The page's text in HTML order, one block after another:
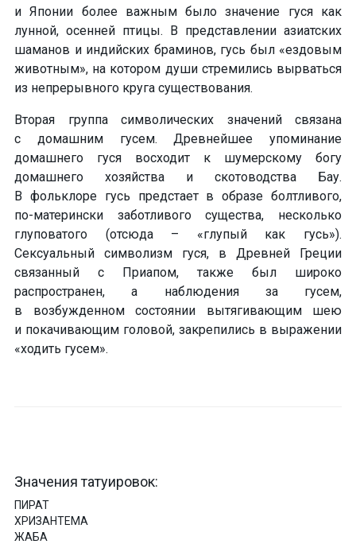
и Японии более важным было значение гуся как
лунной, осенней птицы. В представлении азиатских
шаманов и индийских браминов, гусь был «ездовым
животным», на котором души стремились вырваться
из непрерывного круга существования.
Вторая группа символических значений связана
с домашним гусем. Древнейшее упоминание
домашнего гуся восходит к шумерскому богу
домашнего хозяйства и скотоводства Бау.
В фольклоре гусь предстает в образе болтливого,
по-матерински заботливого существа, несколько
глуповатого (отсюда – «глупый как гусь»).
Сексуальный символизм гуся, в Древней Греции
связанный с Приапом, также был широко
распространен, а наблюдения за гусем,
в возбужденном состоянии вытягивающим шею
и покачивающим головой, закрепились в выражении
«ходить гусем».
Значения татуировок:
ПИРАТ
ХРИЗАНТЕМА
ЖАБА